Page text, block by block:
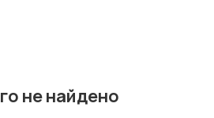
не найдено